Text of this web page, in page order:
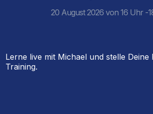
20 August 2026 von 16 Uhr -
Lerne live mit Michael und stelle Deine
Training.